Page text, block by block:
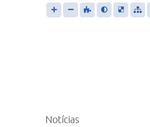
Notícias